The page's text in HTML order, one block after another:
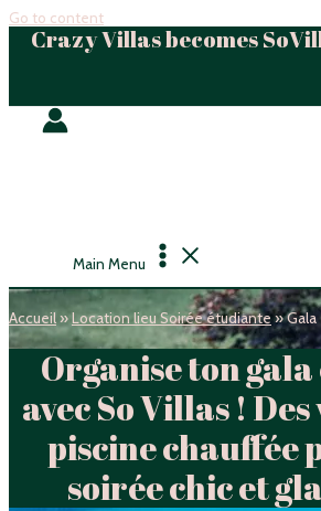
Go to content
Crazy Villas becomes
Main Menu
Accueil»Location lieu Soirée étudiante»
Organise ton
avec So Villas !
piscine chauffée
soirée chic et